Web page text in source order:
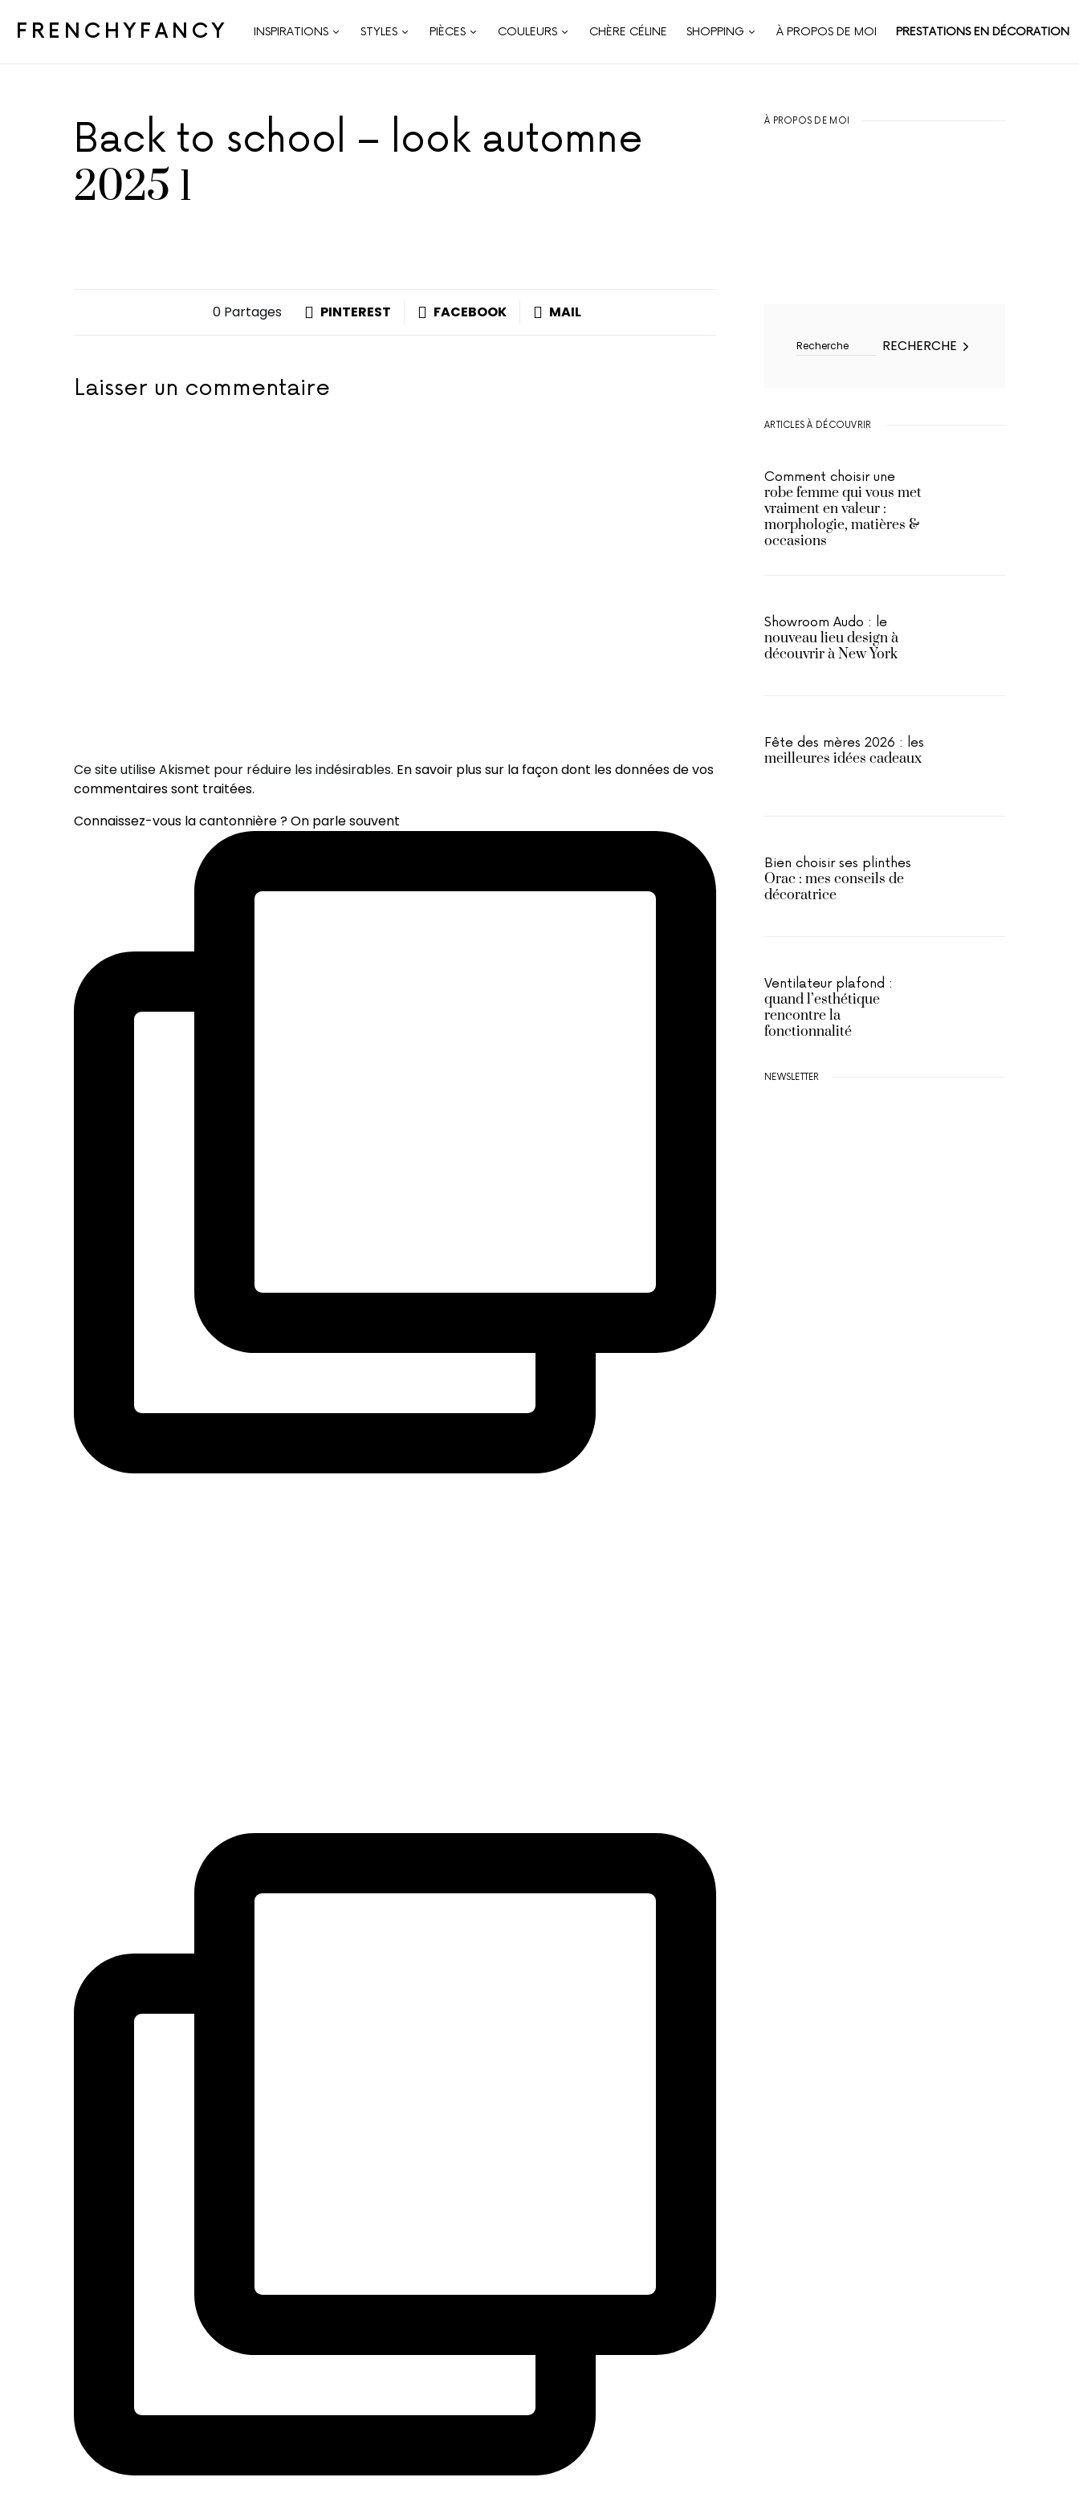
FRENCHYFANCY INSPIRATIONS STYLES PIÈCES COULEURS CHÈRE CÉLINE SHOPPING À PROPOS DE MOI PRESTATIONS EN DÉCORATION
Back to school – look automne
2025 1
0 Partages PINTEREST FACEBOOK MAIL
Laisser un commentaire
Ce site utilise Akismet pour réduire les indésirables. En savoir plus sur la façon dont les données de vos
commentaires sont traitées.
Connaissez-vous la cantonnière ? On parle souvent
À PROPOS DE MOI
RECHERCHE
ARTICLES À DÉCOUVRIR
Comment choisir une
robe femme qui vous met
vraiment en valeur :
morphologie, matières &
occasions
Showroom Audo : le
nouveau lieu design à
découvrir à New York
Fête des mères 2026 : les
meilleures idées cadeaux
Bien choisir ses plinthes
Orac : mes conseils de
décoratrice
Ventilateur plafond :
quand l’esthétique
rencontre la
fonctionnalité
NEWSLETTER